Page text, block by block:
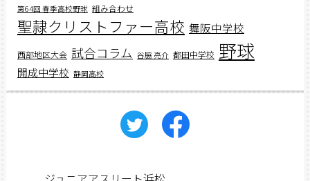
第64回 春季高校野球 組み合わせ
聖隷クリストファー高校 舞阪中学校
西部地区大会 試合コラム 谷脇 亮介 都田中学校 野球
開成中学校 静岡高校